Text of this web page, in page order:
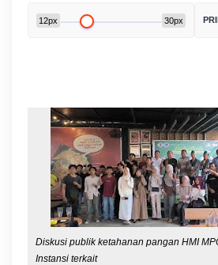
12px 30px
Diskusi publik ketahanan pangan HMI
Instansi terkait